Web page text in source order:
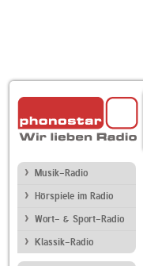
Musik-Radio
Hörspiele im Radio
Wort- & Sport-Radio
Klassik-Radio